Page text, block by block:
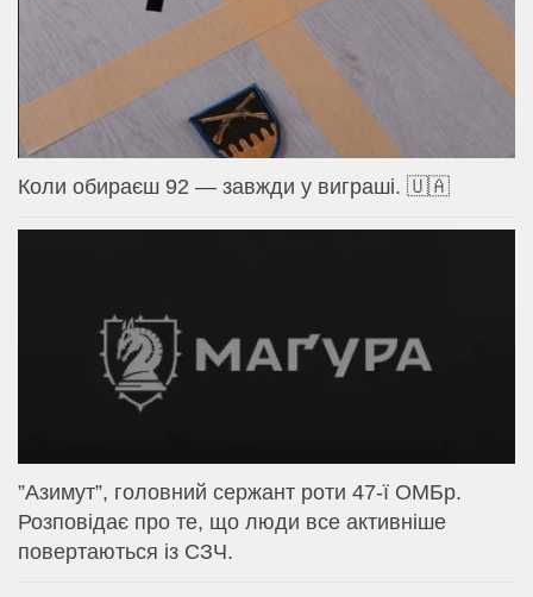
Коли обираєш 92 — завжди у виграші. 🇺🇦
⁨”Азимут”, головний сержант роти 47-ї ОМБр.
Розповідає про те, що люди все активніше
повертаються із СЗЧ.